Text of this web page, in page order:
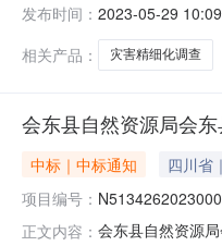
害精细化调查三
发布时间： 2023-05-29 10:09
相关产品：
灾害精细化调查
会东县自然资源局会
中标｜中标通知 四川省
项目编号：
正文内容： 会东县自然资源